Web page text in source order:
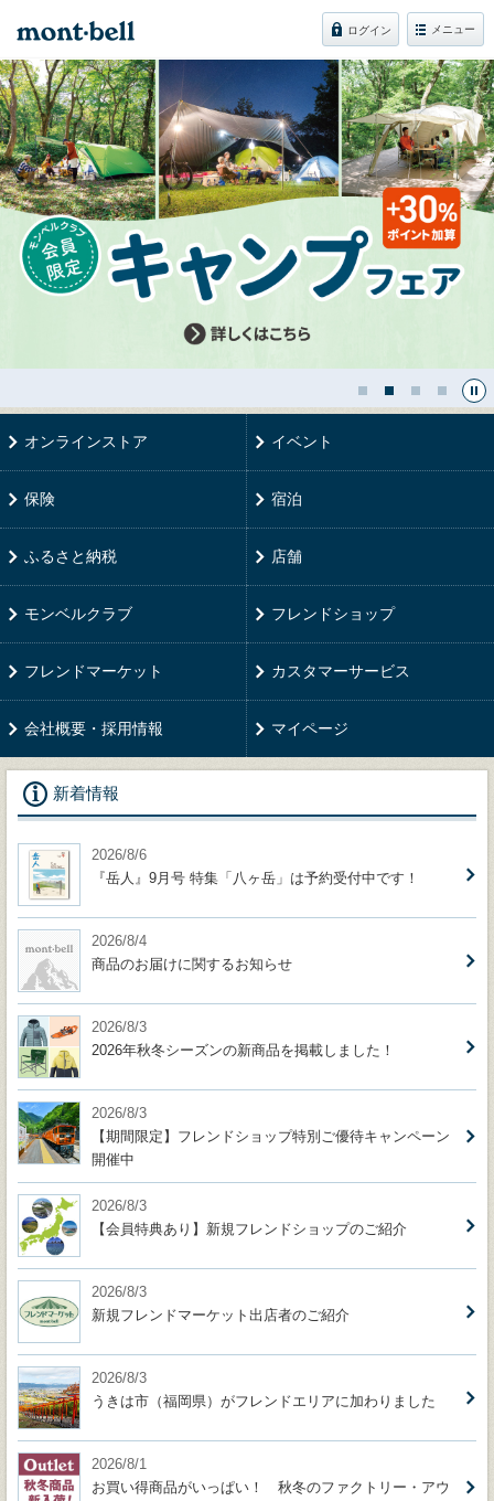
ログイン メニュー
オンラインストア イベント
保険 宿泊
ふるさと納税 店舗
モンベルクラブ フレンドショップ
フレンドマーケット カスタマーサービス
会社概要・採用情報 マイページ
新着情報
2026/8/6
『岳人』9月号 特集「八ヶ岳」は予約受付中です！
2026/8/4
商品のお届けに関するお知らせ
2026/8/3
2026年秋冬シーズンの新商品を掲載しました！
2026/8/3
【期間限定】フレンドショップ特別ご優待キャンペーン
開催中
2026/8/3
【会員特典あり】新規フレンドショップのご紹介
2026/8/3
新規フレンドマーケット出店者のご紹介
2026/8/3
うきは市（福岡県）がフレンドエリアに加わりました
2026/8/1
お買い得商品がいっぱい！ 秋冬のファクトリー・アウ